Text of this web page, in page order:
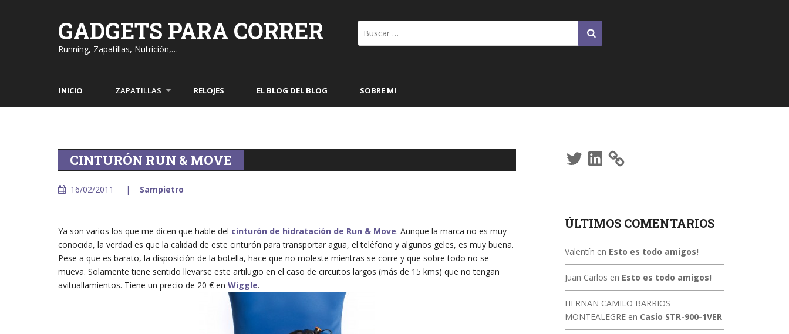
GADGETS PARA CORRER
Running, Zapatillas, Nutrición,…
INICIO ZAPATILLAS RELOJES EL BLOG DEL BLOG SOBRE MI
CINTURÓN RUN & MOVE
16/02/2011 Sampietro
Ya son varios los que me dicen que hable del cinturón de hidratación de Run & Move. Aunque la marca no es muy
conocida, la verdad es que la calidad de este cinturón para transportar agua, el teléfono y algunos geles, es muy buena.
Pese a que es barato, la disposición de la botella, hace que no moleste mientras se corre y que sobre todo no se
mueva. Solamente tiene sentido llevarse este artilugio en el caso de circuitos largos (más de 15 kms) que no tengan
avituallamientos. Tiene un precio de 20 € en Wiggle.
TwitterLinkedIn
ÚLTIMOS COMENTARIOS
Valentín en Esto es todo amigos!
Juan Carlos en Esto es todo amigos!
HERNAN CAMILO BARRIOS
MONTEALEGREen Casio STR-900-1VER